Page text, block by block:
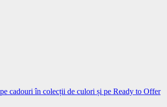
cadouri în colecții de culori și pe Ready to Offer